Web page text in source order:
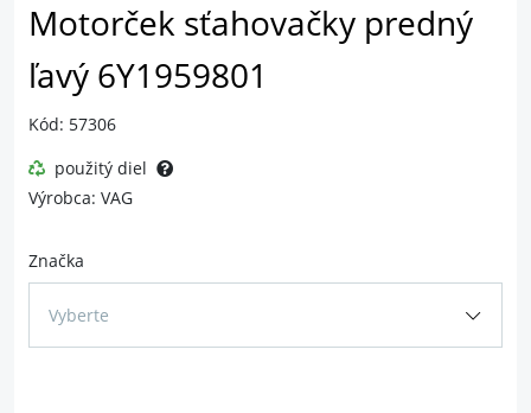
Motorček sťahovačky predný
ľavý 6Y1959801
Kód: 57306
použitý diel
Výrobca: VAG
Značka
Vyberte